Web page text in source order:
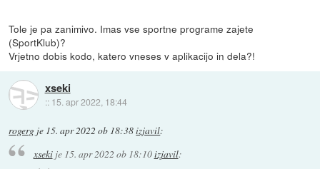
Tole je pa zanimivo. Imas vse sportne programe zajete
(SportKlub)?
Vrjetno dobis kodo, katero vneses v aplikacijo in dela?!
xseki
:: 15. apr 2022, 18:44
rogerg je 15. apr 2022 ob 18:38izjavil:
xsekije 15. apr 2022 ob 18:10izjavil: